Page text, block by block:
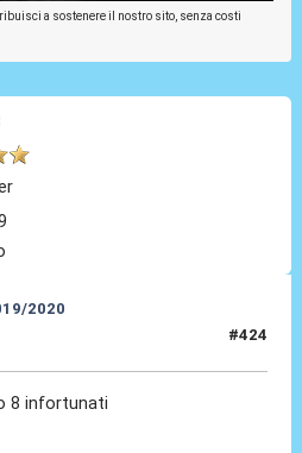
a sostenere il nostro sito, senza costi
2020
#424
8 infortunati